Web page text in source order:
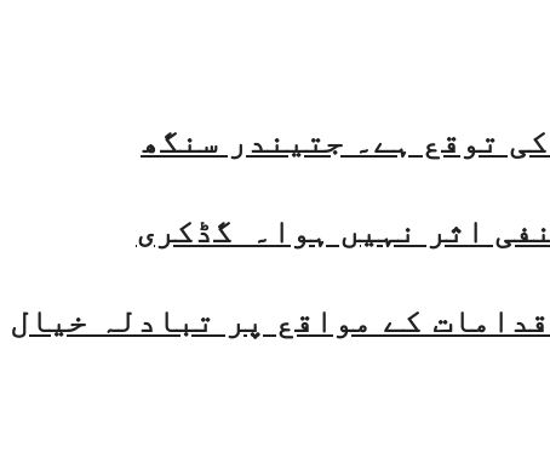
اثر نہیں ہوا۔ گڈکری
کے مواقع پر تبادلہ خیال